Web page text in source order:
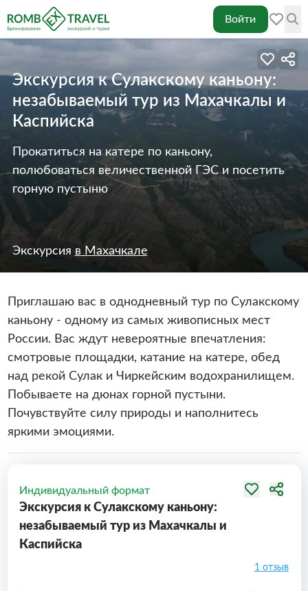
Войти
Экскурсия к Сулакскому каньону:
незабываемый тур из Махачкалы и
Каспийска
Прокатиться на катере по каньону,
полюбоваться величественной ГЭС и посетить
горную пустыню
Экскурсия в Махачкале
Приглашаю вас в однодневный тур по Сулакскому
каньону - одному из самых живописных мест
России. Вас ждут невероятные впечатления:
смотровые площадки, катание на катере, обед
над рекой Сулак и Чиркейским водохранилищем.
Побываете на дюнах горной пустыни.
Почувствуйте силу природы и наполнитесь
яркими эмоциями.
Индивидуальный формат
Экскурсия к Сулакскому каньону:
незабываемый тур из Махачкалы и
Каспийска
1 отзыв